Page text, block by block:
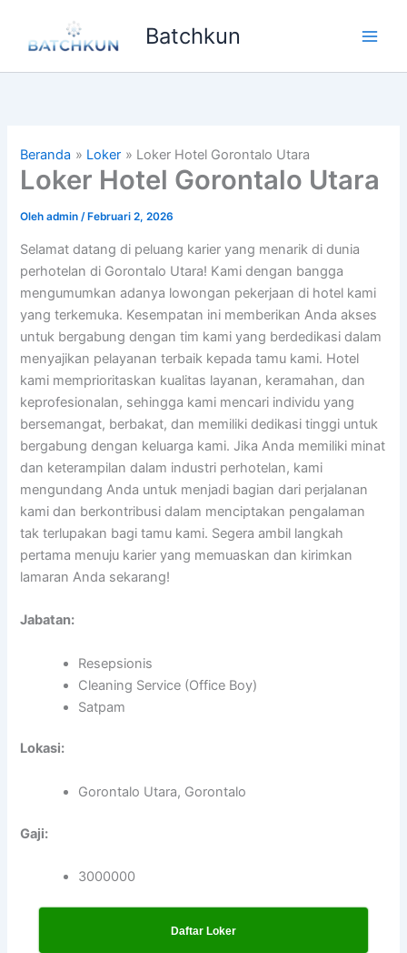
konten
Batchkun
Beranda Loker Loker Hotel Gorontalo Utara
Loker Hotel Gorontalo Utara
Olehadmin/ Februari 2, 2026
Selamat datang di peluang karier yang menarik di dunia
perhotelan di Gorontalo Utara! Kami dengan bangga
mengumumkan adanya lowongan pekerjaan di hotel kami
yang terkemuka. Kesempatan ini memberikan Anda akses
untuk bergabung dengan tim kami yang berdedikasi dalam
menyajikan pelayanan terbaik kepada tamu kami. Hotel
kami memprioritaskan kualitas layanan, keramahan, dan
keprofesionalan, sehingga kami mencari individu yang
bersemangat, berbakat, dan memiliki dedikasi tinggi untuk
bergabung dengan keluarga kami. Jika Anda memiliki minat
dan keterampilan dalam industri perhotelan, kami
mengundang Anda untuk menjadi bagian dari perjalanan
kami dan berkontribusi dalam menciptakan pengalaman
tak terlupakan bagi tamu kami. Segera ambil langkah
pertama menuju karier yang memuaskan dan kirimkan
lamaran Anda sekarang!
Jabatan:
Resepsionis
Cleaning Service (Office Boy)
Satpam
Lokasi:
Gorontalo Utara, Gorontalo
Gaji:
3000000
Daftar Loker